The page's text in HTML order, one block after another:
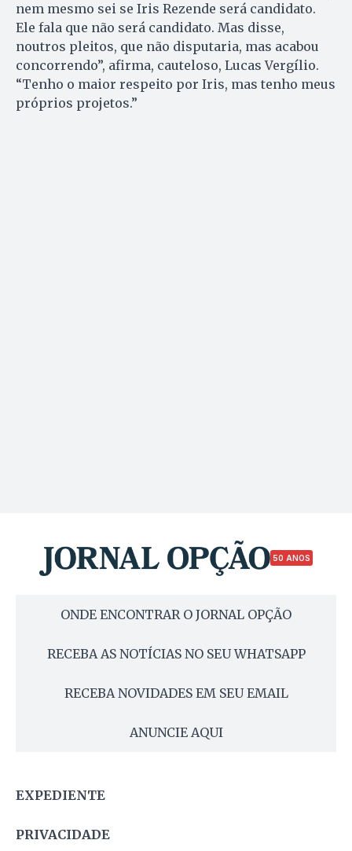
nem mesmo sei se Iris Rezende será candidato.
Ele fala que não será candidato. Mas disse,
noutros pleitos, que não disputaria, mas acabou
concorrendo”, afirma, cauteloso, Lucas Vergílio.
“Tenho o maior respeito por Iris, mas tenho meus
próprios projetos.”
50 ANOS
ONDE ENCONTRAR O JORNAL OPÇÃO
RECEBA AS NOTÍCIAS NO SEU WHATSAPP
RECEBA NOVIDADES EM SEU EMAIL
ANUNCIE AQUI
EXPEDIENTE
PRIVACIDADE